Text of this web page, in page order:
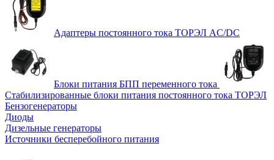
Адаптеры постоянного тока ТОРЭЛ AC/DC
Блоки питания БПП переменного тока
Стабилизированные блоки питания постоянного тока ТОРЭЛ
Бензогенераторы
Диоды
Дизельные генераторы
Источники бесперебойного питания